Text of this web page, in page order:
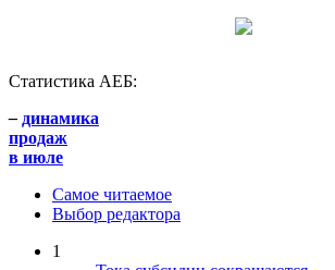
Статистика АЕБ:
– динамика
продаж
в июле
Самое читаемое
Выбор редактора
1